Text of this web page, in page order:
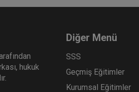
hukuk
Diğer Menü
SSS
Geçmiş Eğitimler
Kurumsal Eğitimler